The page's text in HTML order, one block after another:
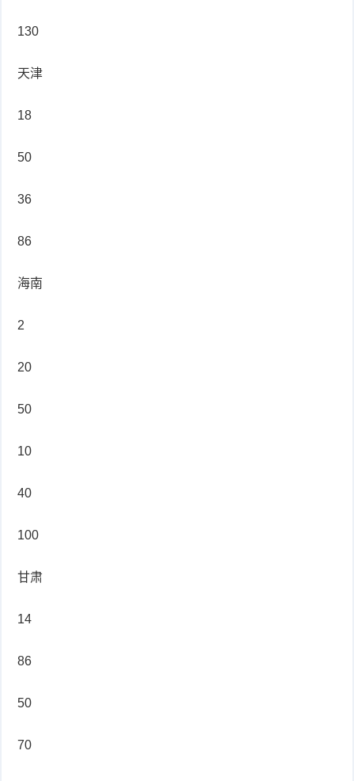
130
天津
18
50
36
86
海南
2
20
50
10
40
100
甘肃
14
86
50
70